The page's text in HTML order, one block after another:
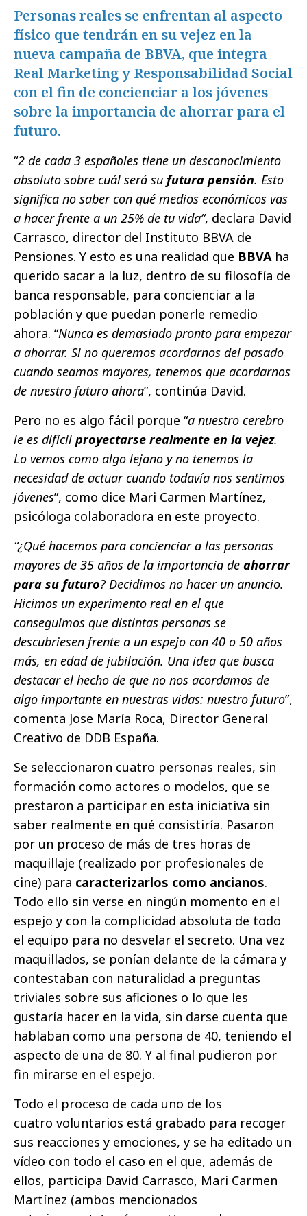
Personas reales se enfrentan al aspecto
físico que tendrán en su vejez en la
nueva campaña de BBVA, que integra
Real Marketing y Responsabilidad Social
con el fin de concienciar a los jóvenes
sobre la importancia de ahorrar para el
futuro.
“2 de cada 3 españoles tiene un desconocimiento
absoluto sobre cuál será su futura pensión. Esto
significa no saber con qué medios económicos vas
a hacer frente a un 25% de tu vida”, declara David
Carrasco, director del Instituto BBVA de
Pensiones. Y esto es una realidad que BBVAha
querido sacar a la luz, dentro de su filosofía de
banca responsable, para concienciar a la
población y que puedan ponerle remedio
ahora. “Nunca es demasiado pronto para empezar
a ahorrar. Si no queremos acordarnos del pasado
cuando seamos mayores, tenemos que acordarnos
de nuestro futuro ahora”, continúa David.
Pero no es algo fácil porque “a nuestro cerebro
le es difícil proyectarse realmente en la vejez.
Lo vemos como algo lejano y no tenemos la
necesidad de actuar cuando todavía nos sentimos
jóvenes”, como dice Mari Carmen Martínez,
psicóloga colaboradora en este proyecto.
“¿Qué hacemos para concienciar a las personas
mayores de 35 años de la importancia de ahorrar
para su futuro? Decidimos no hacer un anuncio.
Hicimos un experimento real en el que
conseguimos que distintas personas se
descubriesen frente a un espejo con 40 o 50 años
más, en edad de jubilación. Una idea que busca
destacar el hecho de que no nos acordamos de
algo importante en nuestras vidas: nuestro futuro”,
comenta Jose María Roca, Director General
Creativo de DDB España.
Se seleccionaron cuatro personas reales, sin
formación como actores o modelos, que se
prestaron a participar en esta iniciativa sin
saber realmente en qué consistiría. Pasaron
por un proceso de más de tres horas de
maquillaje (realizado por profesionales de
cine) para caracterizarlos como ancianos.
Todo ello sin verse en ningún momento en el
espejo y con la complicidad absoluta de todo
el equipo para no desvelar el secreto. Una vez
maquillados, se ponían delante de la cámara y
contestaban con naturalidad a preguntas
triviales sobre sus aficiones o lo que les
gustaría hacer en la vida, sin darse cuenta que
hablaban como una persona de 40, teniendo el
aspecto de una de 80. Y al final pudieron por
fin mirarse en el espejo.
Todo el proceso de cada uno de los
cuatro voluntarios está grabado para recoger
sus reacciones y emociones, y se ha editado un
vídeo con todo el caso en el que, además de
ellos, participa David Carrasco, Mari Carmen
Martínez (ambos mencionados